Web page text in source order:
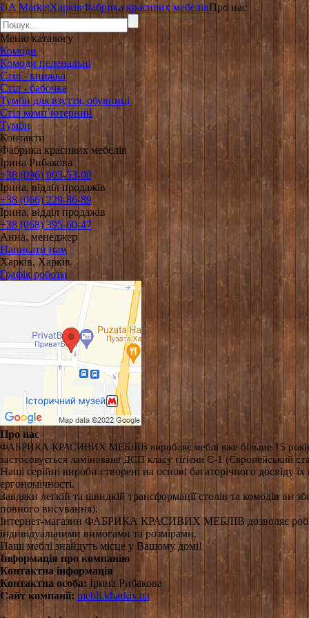
UA MarketХарківФабрика красивих мебелівПро нас
Менюкаталогу
Комоди
Комоди пеленальні
Стіл - книжка
Стіл - бабочка
Тумби для взуття, обувниці
Стіл комп`ютерний
Тумби
Контакти
Фабрика красивих мебелів
Ірина Рибакова
+38 (096) 003-53-00
Ірина, відділ продажів
+38 (066) 229-86-89
Ірина, відділ продажів
+38 (068) 395-60-47
Анна, менеджер
Написати нам
Харків, Харків
Графік роботи
Про нас
ФАБРИКА КРАСИВИХ МЕБЛІВ виробляє меблі вже більше 15 років
застосовується ламіноване ДСП класу гігієни Є-1
Наші серійні вироби створені на основі багаторічного досвіду
ергономічності.
Завдяки легкій та швидкій трансформації столів та комодів ви
повного висування).
Інтернет-магазин ФАБРИКА КРАСИВИХ МЕБЛІВ дозволяє
індивідуальними вимогами та розмірами.
Наші меблі знайдуть місце у Вашому домі!
Інформація про компанію
Контактна інформація
Контактна особа: Ірина Рибакова
Сайт компанії: mebli.kharkiv.ua